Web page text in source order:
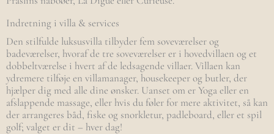
Indretning i villa & services
Den stilfulde luksusvilla tilbyder fem soveværelser og
badeværelser, hvoraf de tre soveværelser er i hovedvillaen og et
dobbeltværelse i hvert af de ledsagende villaer. Villaen kan
ydremere tilføje en villamanager, housekeeper og butler, der
hjælper dig med alle dine ønsker. Uanset om er Yoga eller en
afslappende massage, eller hvis du føler for mere aktivitet, så kan
der arrangeres båd, fiske og snorkletur, padleboard, eller et spil
golf; valget er dit – hver dag!